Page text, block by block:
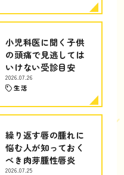
小児科医に聞く子供
の頭痛で見逃しては
いけない受診目安
2026.07.26
生活
繰り返す唇の腫れに
悩む人が知っておく
べき肉芽腫性唇炎
2026.07.25